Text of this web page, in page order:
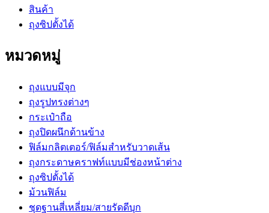
สินค้า
ถุงซิปตั้งได้
หมวดหมู่
ถุงแบบมีจุก
ถุงรูปทรงต่างๆ
กระเป๋าถือ
ถุงปิดผนึกด้านข้าง
ฟิล์มกลิตเตอร์/ฟิล์มสำหรับวาดเส้น
ถุงกระดาษคราฟท์แบบมีช่องหน้าต่าง
ถุงซิปตั้งได้
ม้วนฟิล์ม
ชุดฐานสี่เหลี่ยม/สายรัดดีบุก